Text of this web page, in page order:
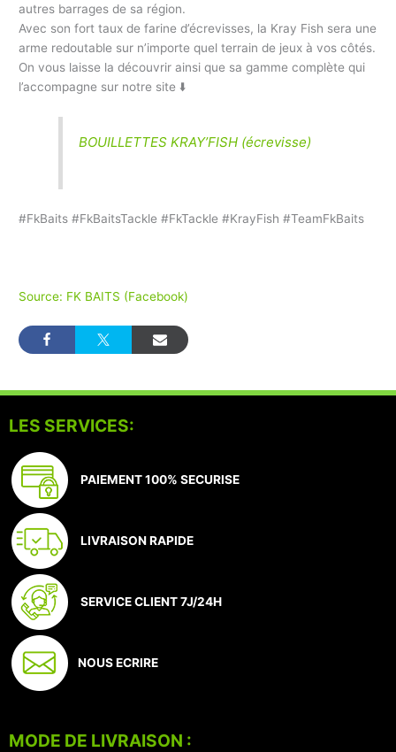
autres barrages de sa région.
Avec son fort taux de farine d’écrevisses, la Kray Fish sera une
arme redoutable sur n’importe quel terrain de jeux à vos côtés.
On vous laisse la découvrir ainsi que sa gamme complète qui
l’accompagne sur notre site ⬇️
BOUILLETTES KRAY’FISH (écrevisse)
#FkBaits #FkBaitsTackle #FkTackle #KrayFish #TeamFkBaits
Source: FK BAITS (Facebook)
LES SERVICES:
PAIEMENT 100% SECURISE
LIVRAISON RAPIDE
SERVICE CLIENT 7J/24H
NOUS ECRIRE
MODE DE LIVRAISON :